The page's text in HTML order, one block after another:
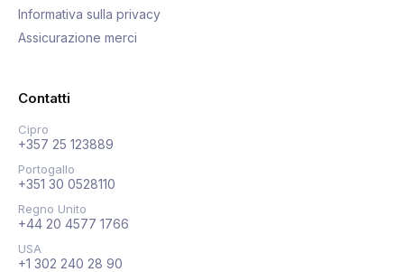
Informativa sulla privacy
Assicurazione merci
Contatti
Cipro
+357 25 123889
Portogallo
+351 30 0528110
Regno Unito
+44 20 4577 1766
USA
+1 302 240 28 90